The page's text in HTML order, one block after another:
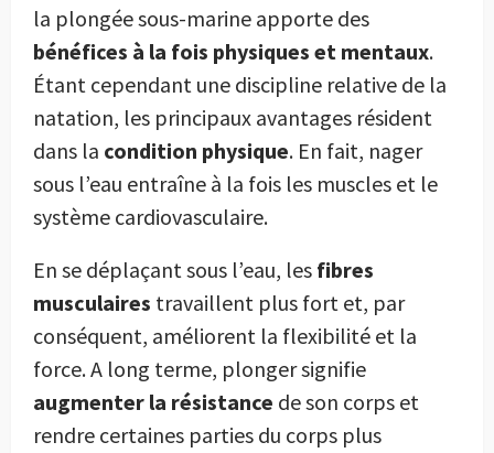
la plongée sous-marine apporte des
bénéfices à la fois physiques et mentaux.
Étant cependant une discipline relative de la
natation, les principaux avantages résident
dans la condition physique. En fait, nager
sous l’eau entraîne à la fois les muscles et le
système cardiovasculaire.
En se déplaçant sous l’eau, les fibres
musculaires travaillent plus fort et, par
conséquent, améliorent la flexibilité et la
force. A long terme, plonger signifie
augmenter la résistance de son corps et
rendre certaines parties du corps plus